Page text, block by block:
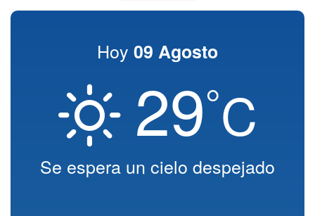
Hoy 09 Agosto
29°C
Se espera un cielo despejado